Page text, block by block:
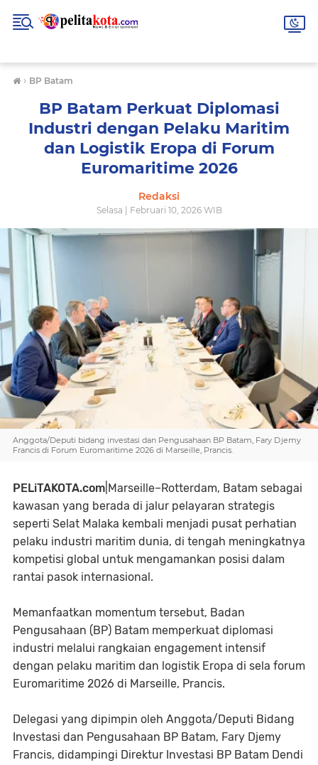
› BP Batam
BP Batam Perkuat Diplomasi
Industri dengan Pelaku Maritim
dan Logistik Eropa di Forum
Euromaritime 2026
Redaksi
Selasa | Februari 10, 2026 WIB
Anggota/Deputi bidang investasi dan Pengusahaan BP Batam, Fary Djemy
Francis di Forum Euromaritime 2026 di Marseille, Prancis.
PELiTAKOTA.com |Marseille–Rotterdam, Batam sebagai
kawasan yang berada di jalur pelayaran strategis
seperti Selat Malaka kembali menjadi pusat perhatian
pelaku industri maritim dunia, di tengah meningkatnya
kompetisi global untuk mengamankan posisi dalam
rantai pasok internasional.
Memanfaatkan momentum tersebut, Badan
Pengusahaan (BP) Batam memperkuat diplomasi
industri melalui rangkaian engagement intensif
dengan pelaku maritim dan logistik Eropa di sela forum
Euromaritime 2026 di Marseille, Prancis.
Delegasi yang dipimpin oleh Anggota/Deputi Bidang
Investasi dan Pengusahaan BP Batam, Fary Djemy
Francis, didampingi Direktur Investasi BP Batam Dendi